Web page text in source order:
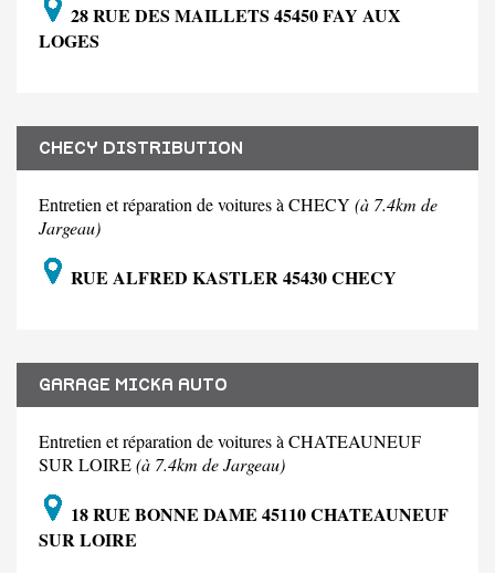
28 RUE DES MAILLETS 45450 FAY AUX
LOGES
CHECY DISTRIBUTION
Entretien et réparation de voitures à CHECY (à 7.4km de
Jargeau)
RUE ALFRED KASTLER 45430 CHECY
GARAGE MICKA AUTO
Entretien et réparation de voitures à CHATEAUNEUF
SUR LOIRE(à 7.4km de Jargeau)
18 RUE BONNE DAME 45110 CHATEAUNEUF
SUR LOIRE